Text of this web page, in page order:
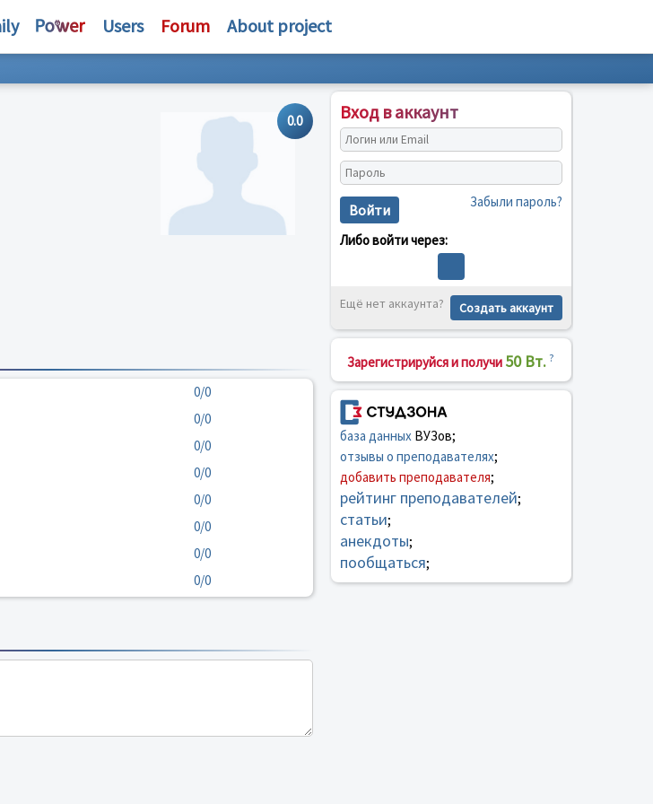
Users Forum About project
0.0
0/0
0/0
0/0
0/0
0/0
0/0
0/0
0/0
Вход в аккаунт
Войти Забыли пароль?
Либо войти через:
Ещё нет аккаунта? Создать аккаунт
Зарегистрируйся и получи 50 Вт. ?
база данныхВУЗов;
отзывы о преподавателях;
добавить преподавателя;
рейтинг преподавателей;
статьи;
анекдоты;
пообщаться;